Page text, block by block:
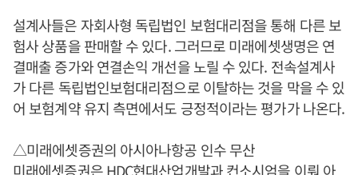
설계사들은 자회사형 독립법인 보험대리점을 통해 다른 보
험사 상품을 판매할 수 있다. 그러므로 미래에셋생명은 연
결매출 증가와 연결손익 개선을 노릴 수 있다. 전속설계사
가 다른 독립법인보험대리점으로 이탈하는 것을 막을 수 있
어 보험계약 유지 측면에서도 긍정적이라는 평가가 나온다.
△미래에셋증권의 아시아나항공 인수 무산
미래에셋증권은 HDC현대산업개발과 컨소시엄을 이뤄 아